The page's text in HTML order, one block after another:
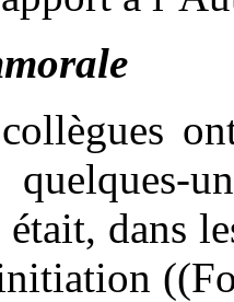
quelques-
dans